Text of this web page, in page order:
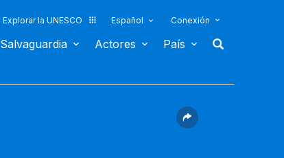
Explorar la UNESCO Español Conexión
Salvaguardia Actores País